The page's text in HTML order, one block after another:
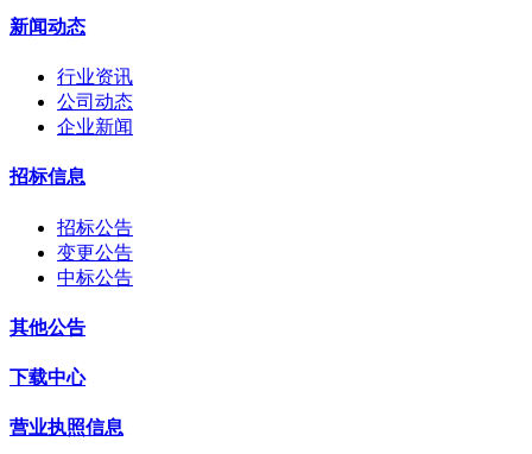
新闻动态
行业资讯
公司动态
企业新闻
招标信息
招标公告
变更公告
中标公告
其他公告
下载中心
营业执照信息